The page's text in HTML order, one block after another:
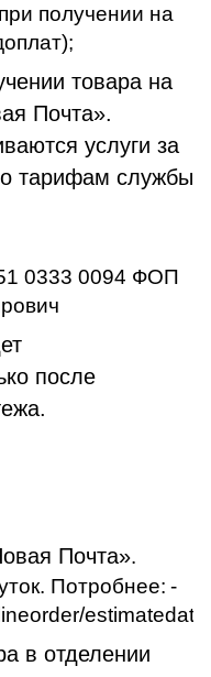
получении на
товара на
Почта».
услуги за
тарифам службы
0333 0094 ФОП
после
.
Почта».
Потробнее: -
estimatedate
в отделении